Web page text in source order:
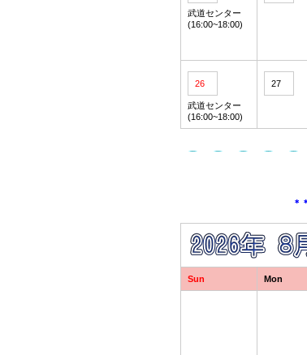
武道センター
(16:00~18:00)
26
武道センター
(16:00~18:00)
27
＊
Sun Mon